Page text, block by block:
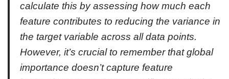
calculate this by assessing how much each
feature contributes to reducing the variance in
the target variable across all data points.
However, it’s crucial to remember that global
importance doesn’t capture feature